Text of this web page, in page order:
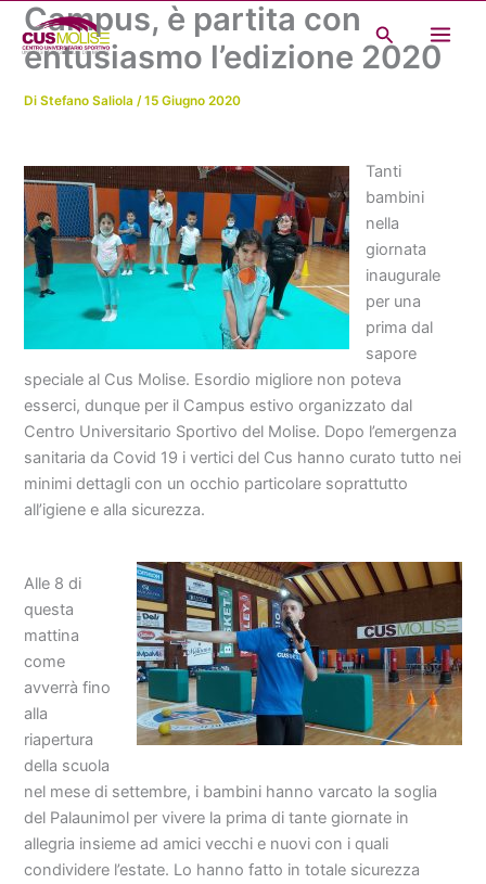
contenuto
Cerca
Campus, è partita con
entusiasmo l’edizione 2020
DiStefano Saliola/15 Giugno 2020
Tanti
bambini
nella
giornata
inaugurale
per una
prima dal
sapore
speciale al Cus Molise. Esordio migliore non poteva
esserci, dunque per il Campus estivo organizzato dal
Centro Universitario Sportivo del Molise. Dopo l’emergenza
sanitaria da Covid 19 i vertici del Cus hanno curato tutto nei
minimi dettagli con un occhio particolare soprattutto
all’igiene e alla sicurezza.
Alle 8 di
questa
mattina
come
avverrà fino
alla
riapertura
della scuola
nel mese di settembre, i bambini hanno varcato la soglia
del Palaunimol per vivere la prima di tante giornate in
allegria insieme ad amici vecchi e nuovi con i quali
condividere l’estate. Lo hanno fatto in totale sicurezza